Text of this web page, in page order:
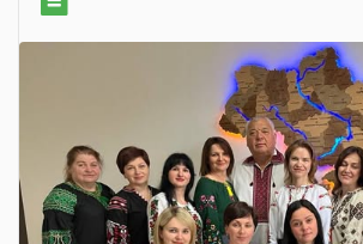
бюджетного призначення,
вартості предмета закупівлі.
https://drive.google.com/file/d/